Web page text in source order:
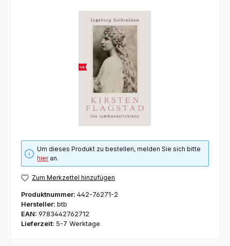
Um dieses Produkt zu bestellen, melden Sie sich bitte
hieran.
Zum Merkzettel hinzufügen
Produktnummer: 442-76271-2
Hersteller: btb
EAN: 9783442762712
Lieferzeit: 5-7 Werktage